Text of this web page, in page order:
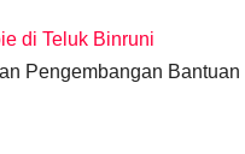
di Teluk Binruni
Pengembangan Bantuan